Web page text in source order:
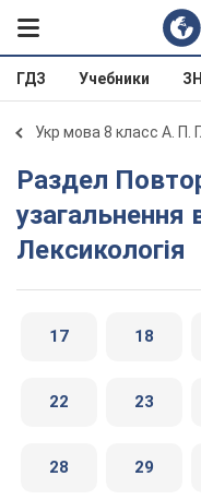
ГДЗ Учебники
Укр мова 8 класс А. П.
Раздел Повторення та
узагальнення
Лексикологія
17 18
22 23
28 29